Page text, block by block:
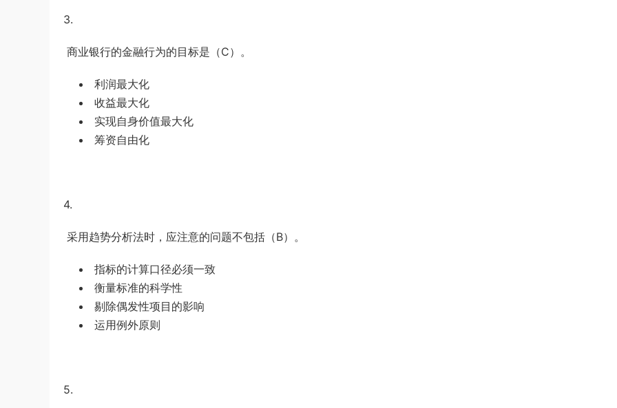
3.
商业银行的金融行为的目标是（C）。
利润最大化
收益最大化
实现自身价值最大化
筹资自由化
4.
采用趋势分析法时，应注意的问题不包括（B）。
指标的计算口径必须一致
衡量标准的科学性
剔除偶发性项目的影响
运用例外原则
5.